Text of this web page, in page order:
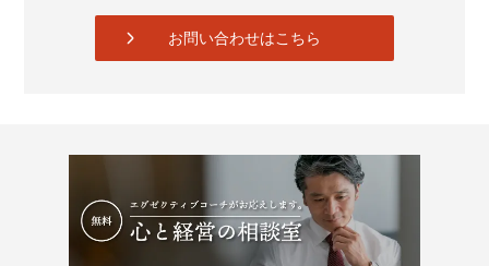
お問い合わせはこちら